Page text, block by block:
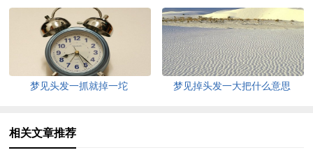
梦见头发一抓就掉一坨 梦见掉头发一大把什么意思
相关文章推荐